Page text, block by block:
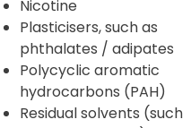
Nicotine
Plasticisers, such as
phthalates / adipates
Polycyclic aromatic
hydrocarbons (PAH)
Residual solvents (such